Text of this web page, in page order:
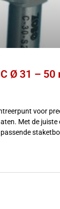
Ø 31 – 50
voor
Met de juiste